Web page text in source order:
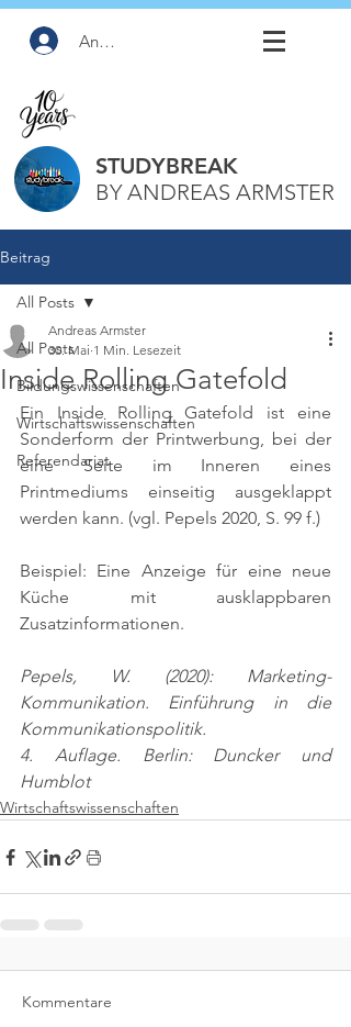
Anmelden
STUDYBREAK
BY ANDREAS ARMSTER
Beitrag
All Posts
Bildungswissenschaften
Wirtschaftswissenschaften
Referendariat
All Posts
Inside Rolling Gatefold
Andreas Armster
30. Mai 1 Min. Lesezeit
Ein Inside Rolling Gatefold ist eine
Sonderform der Printwerbung, bei der
eine Seite im Inneren eines
Printmediums einseitig ausgeklappt
werden kann. (vgl. Pepels 2020, S. 99 f.)
Beispiel: Eine Anzeige für eine neue
Küche mit ausklappbaren
Zusatzinformationen.
Pepels, W. (2020): Marketing-
Kommunikation. Einführung in die
Kommunikationspolitik.
4. Auflage. Berlin: Duncker und
Humblot
Wirtschaftswissenschaften
Kommentare